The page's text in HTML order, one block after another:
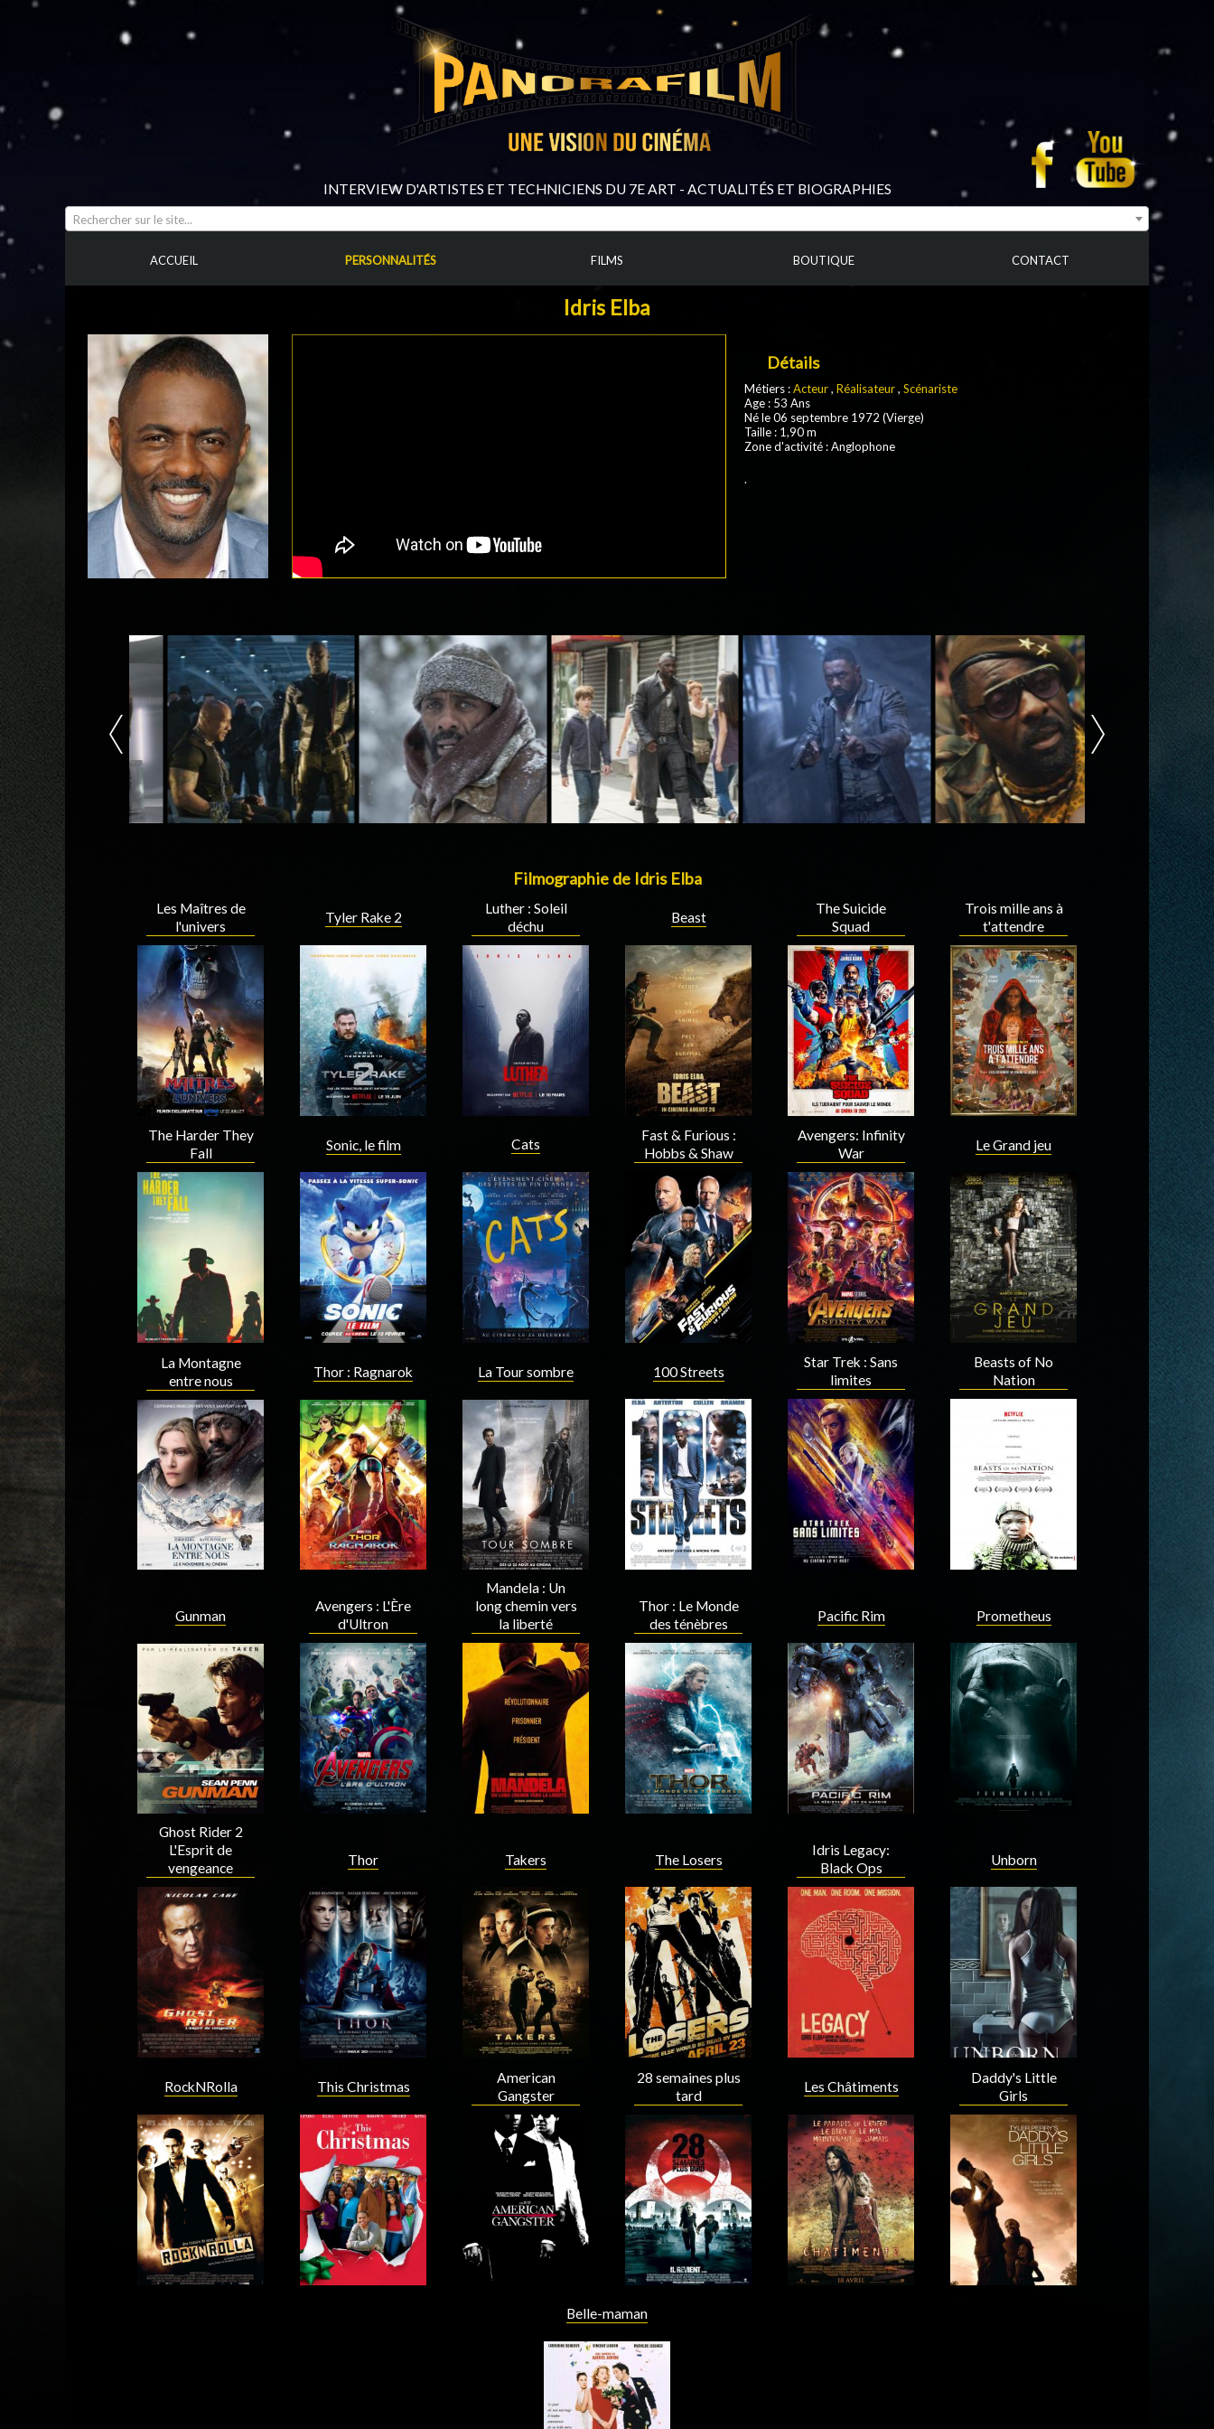
INTERVIEW D'ARTISTES ET TECHNICIENS DU 7E ART - ACTUALITÉS ET BIOGRAPHIES
Rechercher sur le site...
ACCUEIL PERSONNALITÉS FILMS BOUTIQUE CONTACT
Idris Elba
Détails
Métiers :Acteur, Réalisateur, Scénariste
Age : 53 Ans
Né le 06 septembre 1972 (Vierge)
Taille : 1,90 m
Zone d'activité : Anglophone
.
Filmographie de Idris Elba
Les Maîtres de
l'univers
Acteur
Tyler Rake 2
Acteur
Luther : Soleil
déchu
Acteur
Beast
Acteur
The Suicide
Squad
Acteur
Trois mille ans à
t'attendre
Acteur
The Harder They
Fall
Acteur
Sonic, le film
Acteur
Cats
Acteur
Fast & Furious :
Hobbs & Shaw
Acteur
Avengers: Infinity
War
Acteur
Le Grand jeu
Acteur
La Montagne
entre nous
Acteur
Thor : Ragnarok
Acteur
La Tour sombre
Acteur
100 Streets
Acteur
Star Trek : Sans
limites
Acteur
Beasts of No
Nation
Acteur
Gunman
Acteur
Avengers : L'Ère
d'Ultron
Acteur
Mandela : Un
long chemin vers
la liberté
Acteur
Thor : Le Monde
des ténèbres
Acteur
Pacific Rim
Acteur
Prometheus
Acteur
Ghost Rider 2
L'Esprit de
vengeance
Acteur
Thor
Acteur
Takers
Acteur
The Losers
Acteur
Idris Legacy:
Black Ops
Acteur
Unborn
Acteur
RockNRolla This Christmas
American
Gangster
28 semaines plus
tard
Les Châtiments
Daddy's Little
Girls
Belle-maman